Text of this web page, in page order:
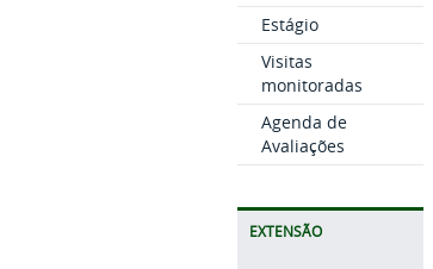
Estágio
Visitas
monitoradas
Agenda de
Avaliações
EXTENSÃO